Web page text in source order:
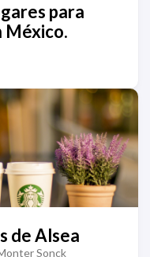
para
México.
de Alsea
Sonck